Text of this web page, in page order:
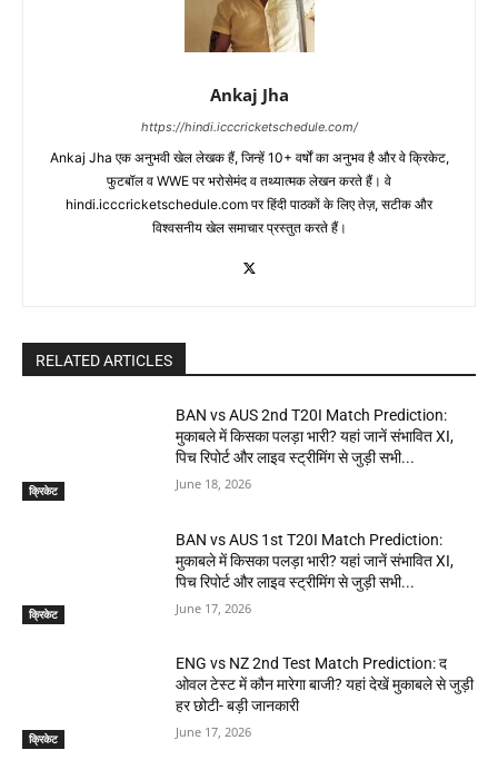
Ankaj Jha
https://hindi.icccricketschedule.com/
Ankaj Jha एक अनुभवी खेल लेखक हैं, जिन्हें 10+ वर्षों का अनुभव है और वे क्रिकेट,
फुटबॉल व WWE पर भरोसेमंद व तथ्यात्मक लेखन करते हैं। वे
hindi.icccricketschedule.com पर हिंदी पाठकों के लिए तेज़, सटीक और
विश्वसनीय खेल समाचार प्रस्तुत करते हैं।
RELATED ARTICLES
क्रिकेट
BAN vs AUS 2nd T20I Match Prediction:
मुकाबले में किसका पलड़ा भारी? यहां जानें संभावित XI,
पिच रिपोर्ट और लाइव स्ट्रीमिंग से जुड़ी सभी...
June 18, 2026
क्रिकेट
BAN vs AUS 1st T20I Match Prediction:
मुकाबले में किसका पलड़ा भारी? यहां जानें संभावित XI,
पिच रिपोर्ट और लाइव स्ट्रीमिंग से जुड़ी सभी...
June 17, 2026
क्रिकेट
ENG vs NZ 2nd Test Match Prediction: द
ओवल टेस्ट में कौन मारेगा बाजी? यहां देखें मुकाबले से जुड़ी
हर छोटी- बड़ी जानकारी
June 17, 2026